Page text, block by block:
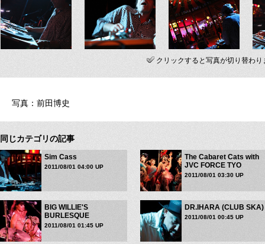
クリックすると写真が切り替わり
写真：前田博史
同じカテゴリの記事
Sim Cass
2011/08/01 04:00 UP
The Cabaret Cats with
JVC FORCE TYO
2011/08/01 03:30 UP
BIG WILLIE'S
BURLESQUE
2011/08/01 01:45 UP
DR.IHARA (CLUB SKA)
2011/08/01 00:45 UP